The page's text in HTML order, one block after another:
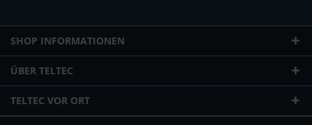
SHOP INFORMATIONEN
ÜBER TELTEC
TELTEC VOR ORT